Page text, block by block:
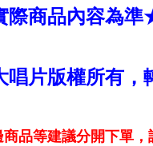
商品內容為
片版權所有
品等建議分開下單